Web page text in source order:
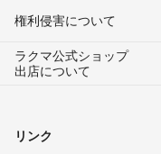
権利侵害について
ラクマ公式ショップ
出店について
リンク